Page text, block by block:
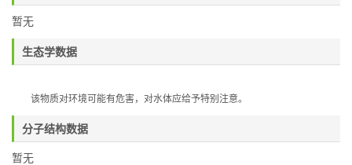
暂无
生态学数据
该物质对环境可能有危害，对水体应给予特别注意。
分子结构数据
暂无